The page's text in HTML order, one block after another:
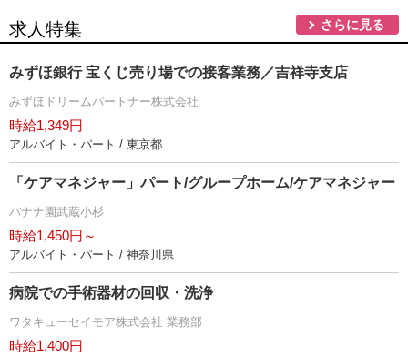
求人特集 さらに見る
みずほ銀行 宝くじ売り場での接客業務／吉祥寺支店
みずほドリームパートナー株式会社
時給1,349円
アルバイト・パート / 東京都
「ケアマネジャー」パート/グループホーム/ケアマネジャー
バナナ園武蔵小杉
時給1,450円～
アルバイト・パート / 神奈川県
病院での手術器材の回収・洗浄
ワタキューセイモア株式会社 業務部
時給1,400円